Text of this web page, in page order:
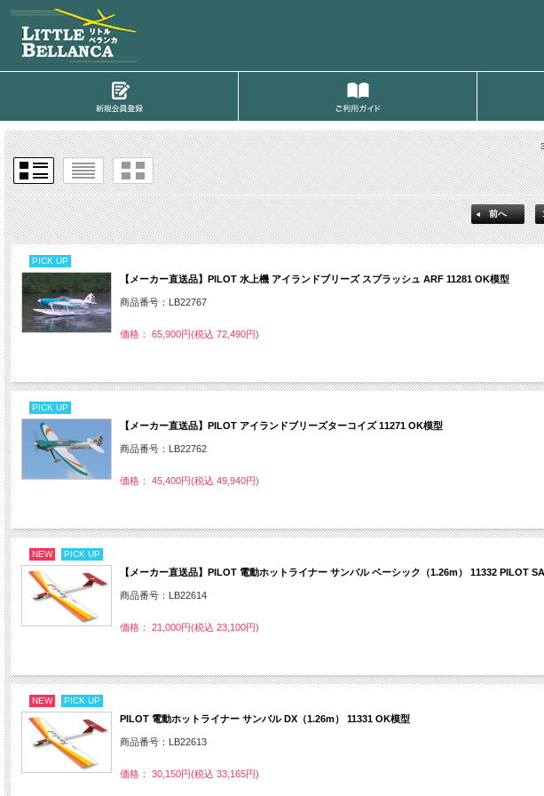
前へ
PICK UP
【メーカー直送品】PILOT 水上機 アイランドブリーズ スプラッシュ ARF 11281 OK模型
商品番号：LB22767
価格： 65,900円(税込 72,490円)
PICK UP
【メーカー直送品】PILOT アイランドブリーズターコイズ 11271 OK模型
商品番号：LB22762
価格： 45,400円(税込 49,940円)
NEW PICK UP
【メーカー直送品】PILOT 電動ホットライナー サンバル ベーシック（1.26m） 11332 PILOT
商品番号：LB22614
価格： 21,000円(税込 23,100円)
NEW PICK UP
PILOT 電動ホットライナー サンバル DX（1.26m） 11331 OK模型
商品番号：LB22613
価格： 30,150円(税込 33,165円)